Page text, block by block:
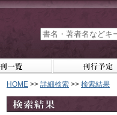
HOME >> 詳細検索 >> 検索結果